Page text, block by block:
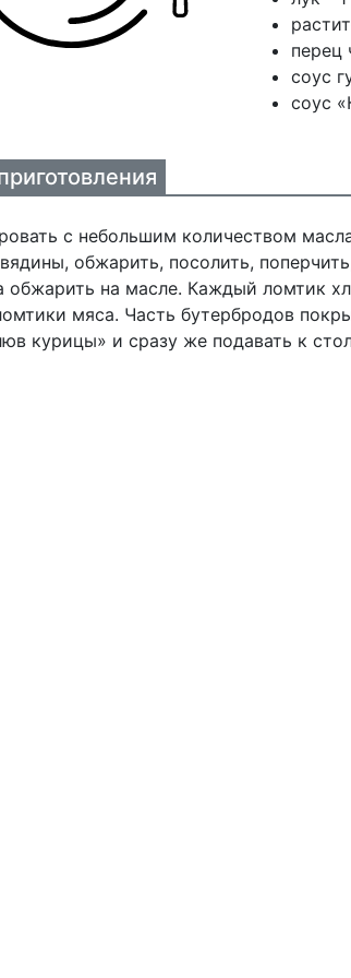
перец
соус
соус
с небольшим количеством
обжарить, посолить,
обжарить на масле. Каждый ломтик
мяса. Часть бутербродов
курицы» и сразу же подавать к